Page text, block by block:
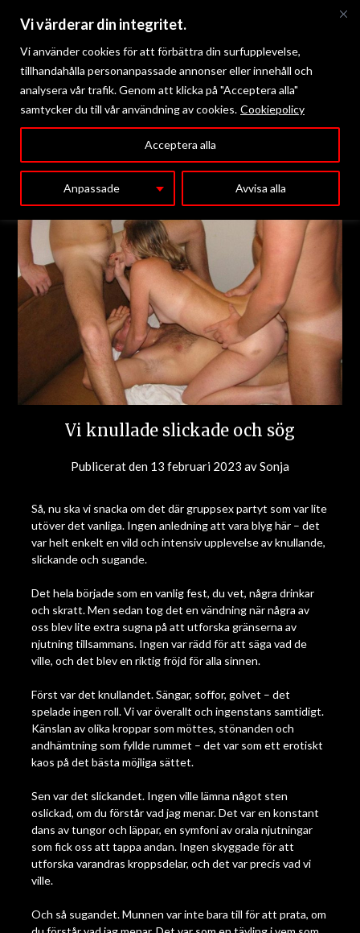
Vi värderar din integritet.
Vi använder cookies för att förbättra din surfupplevelse,
tillhandahålla personanpassade annonser eller innehåll och
analysera vår trafik. Genom att klicka på "Acceptera alla"
samtycker du till vår användning av cookies. Cookiepolicy
Anpassade Avvisa alla
Acceptera alla
Vi knullade slickade och sög
Publicerat den 13 februari 2023 avSonja
Så, nu ska vi snacka om det där gruppsex partyt som var lite
utöver det vanliga. Ingen anledning att vara blyg här – det
var helt enkelt en vild och intensiv upplevelse av knullande,
slickande och sugande.
Det hela började som en vanlig fest, du vet, några drinkar
och skratt. Men sedan tog det en vändning när några av
oss blev lite extra sugna på att utforska gränserna av
njutning tillsammans. Ingen var rädd för att säga vad de
ville, och det blev en riktig fröjd för alla sinnen.
Först var det knullandet. Sängar, soffor, golvet – det
spelade ingen roll. Vi var överallt och ingenstans samtidigt.
Känslan av olika kroppar som möttes, stönanden och
andhämtning som fyllde rummet – det var som ett erotiskt
kaos på det bästa möjliga sättet.
Sen var det slickandet. Ingen ville lämna något sten
oslickad, om du förstår vad jag menar. Det var en konstant
dans av tungor och läppar, en symfoni av orala njutningar
som fick oss att tappa andan. Ingen skyggade för att
utforska varandras kroppsdelar, och det var precis vad vi
ville.
Och så sugandet. Munnen var inte bara till för att prata, om